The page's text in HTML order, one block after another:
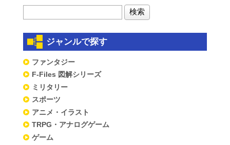
ジャンルで探す
ファンタジー
F-Files 図解シリーズ
ミリタリー
スポーツ
アニメ・イラスト
TRPG・アナログゲーム
ゲーム